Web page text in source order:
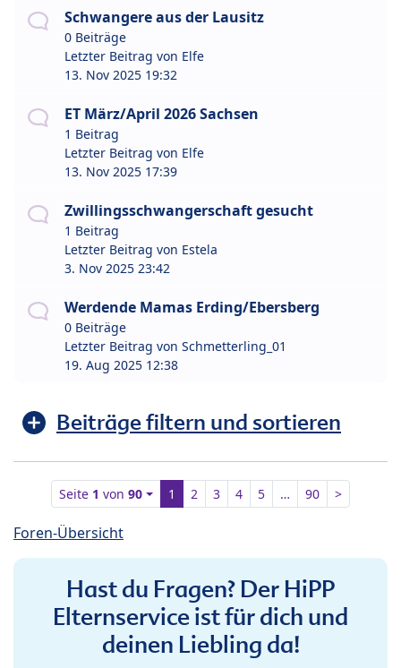
Schwangere aus der Lausitz
0 Beiträge
Letzter Beitrag von Elfe
13. Nov 2025 19:32
ET März/April 2026 Sachsen
1 Beitrag
Letzter Beitrag von Elfe
13. Nov 2025 17:39
Zwillingsschwangerschaft gesucht
1 Beitrag
Letzter Beitrag von Estela
3. Nov 2025 23:42
Werdende Mamas Erding/Ebersberg
0 Beiträge
Letzter Beitrag von Schmetterling_01
19. Aug 2025 12:38
Beiträge filtern und sortieren
Seite 1 von90 1 2 3 4 5 … 90 >
Foren-Übersicht
Hast du Fragen? Der HiPP
Elternservice ist für dich und
deinen Liebling da!